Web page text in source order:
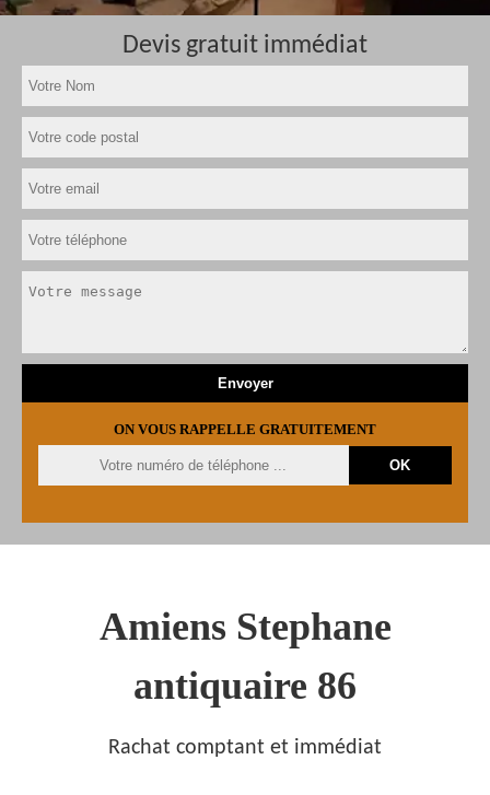
Devis gratuit immédiat
ON VOUS RAPPELLE GRATUITEMENT
Amiens Stephane
antiquaire 86
Rachat comptant et immédiat